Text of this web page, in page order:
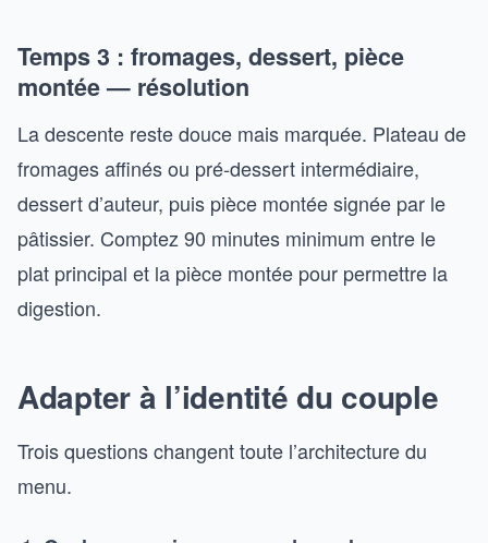
Temps 3 : fromages, dessert, pièce
montée — résolution
La descente reste douce mais marquée. Plateau de
fromages affinés ou pré-dessert intermédiaire,
dessert d’auteur, puis pièce montée signée par le
pâtissier. Comptez 90 minutes minimum entre le
plat principal et la pièce montée pour permettre la
digestion.
Adapter à l’identité du couple
Trois questions changent toute l’architecture du
menu.